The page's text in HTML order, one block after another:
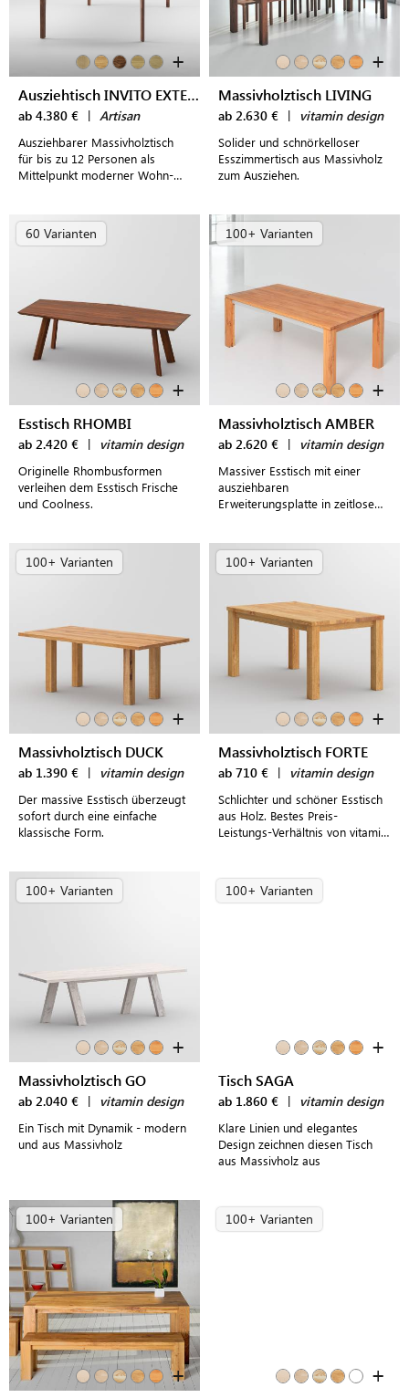
+
Ausziehtisch INVITO EXTENSION TABLE
ab 4.380 € | Artisan
Ausziehbarer Massivholztisch
für bis zu 12 Personen als
Mittelpunkt moderner Wohn-
+
Massivholztisch LIVING
ab 2.630 € | vitamin design
Solider und schnörkelloser
Esszimmertisch aus Massivholz
zum Ausziehen.
60 Varianten
+
Esstisch RHOMBI
ab 2.420 € | vitamin design
Originelle Rhombusformen
verleihen dem Esstisch Frische
und Coolness.
100+ Varianten
+
Massivholztisch AMBER
ab 2.620 € | vitamin design
Massiver Esstisch mit einer
ausziehbaren
Erweiterungsplatte in zeitlosem
100+ Varianten
+
Massivholztisch DUCK
ab 1.390 € | vitamin design
Der massive Esstisch überzeugt
sofort durch eine einfache
klassische Form.
100+ Varianten
+
Massivholztisch FORTE
ab 710 € | vitamin design
Schlichter und schöner Esstisch
aus Holz. Bestes Preis-
Leistungs-Verhältnis von vitamin
100+ Varianten
+
Massivholztisch GO
ab 2.040 € | vitamin design
Ein Tisch mit Dynamik - modern
und aus Massivholz
100+ Varianten
+
Tisch SAGA
ab 1.860 € | vitamin design
Klare Linien und elegantes
Design zeichnen diesen Tisch
aus Massivholz aus
100+ Varianten
+
100+ Varianten
+